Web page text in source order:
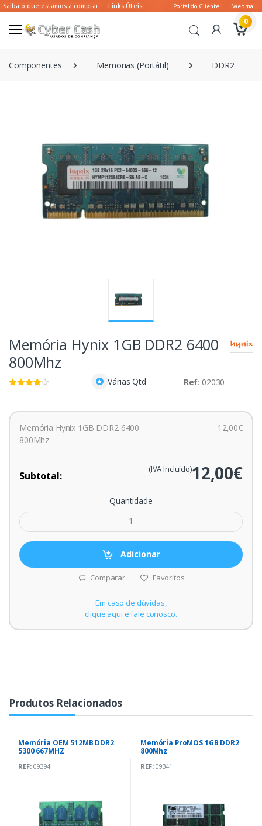
0
Componentes Memorias (Portátil) DDR2
Memória Hynix 1GB DDR2 6400
800Mhz
Várias Qtd Ref: 02030
Memória Hynix 1GB DDR2 6400
800Mhz
12,00€
Subtotal: 12,00€
(IVA Incluído)
Quantidade
Adicionar
Comparar Favoritos
Em caso de dúvidas,
clique aqui e fale conosco.
Produtos Relacionados
Memória OEM 512MB DDR2
5300 667MHZ
REF:09394
Memória ProMOS 1GB DDR2
800Mhz
REF:09341